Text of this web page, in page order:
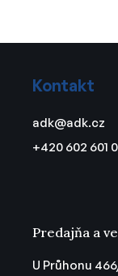
Kontakt
adk@adk.cz
+420 602 601
Predajňa a
U Průhonu